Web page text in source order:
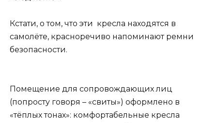
Кстати, о том, что эти кресла находятся в
самолёте, красноречиво напоминают ремни
безопасности.
Помещение для сопровождающих лиц
(попросту говоря – «свиты») оформлено в
«тёплых тонах»: комфортабельные кресла